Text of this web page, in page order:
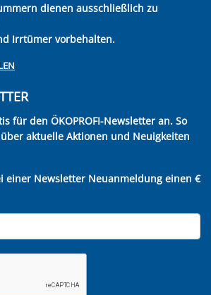
dienen ausschließlich zu
Irrtümer vorbehalten.
für den ÖKOPROFI-Newsletter an. So
aktuelle Aktionen und Neuigkeiten
einer Newsletter Neuanmeldung einen €